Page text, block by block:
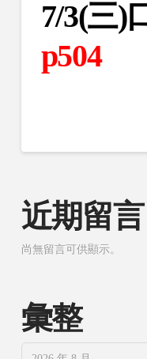
7/3(三)
p504
近期留言
尚無留言可供顯示。
彙整